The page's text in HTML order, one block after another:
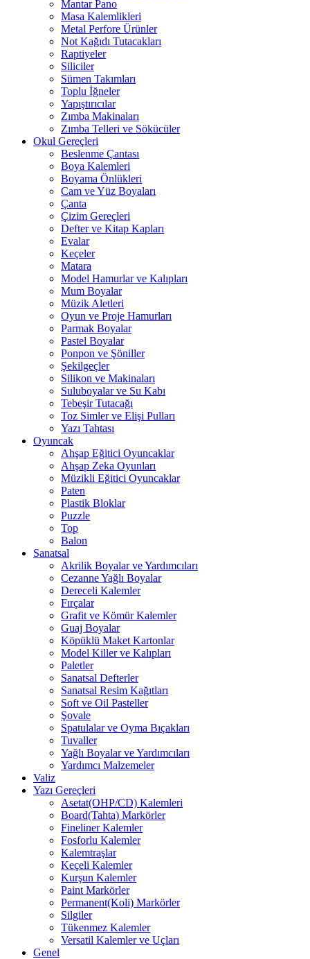
Mantar Pano
Masa Kalemlikleri
Metal Perfore Ürünler
Not Kağıdı Tutacakları
Raptiyeler
Siliciler
Sümen Takımları
Toplu İğneler
Yapıştırıcılar
Zımba Makinaları
Zımba Telleri ve Sökücüler
Okul Gereçleri
Beslenme Çantası
Boya Kalemleri
Boyama Önlükleri
Cam ve Yüz Boyaları
Çanta
Çizim Gereçleri
Defter ve Kitap Kapları
Evalar
Keçeler
Matara
Model Hamurlar ve Kalıpları
Mum Boyalar
Müzik Aletleri
Oyun ve Proje Hamurları
Parmak Boyalar
Pastel Boyalar
Ponpon ve Şöniller
Şekilgeçler
Silikon ve Makinaları
Suluboyalar ve Su Kabı
Tebeşir Tutacağı
Toz Simler ve Elişi Pulları
Yazı Tahtası
Oyuncak
Ahşap Eğitici Oyuncaklar
Ahşap Zeka Oyunları
Müzikli Eğitici Oyuncaklar
Paten
Plastik Bloklar
Puzzle
Top
Balon
Sanatsal
Akrilik Boyalar ve Yardımcıları
Cezanne Yağlı Boyalar
Dereceli Kalemler
Fırçalar
Grafit ve Kömür Kalemler
Guaj Boyalar
Köpüklü Maket Kartonlar
Model Killer ve Kalıpları
Paletler
Sanatsal Defterler
Sanatsal Resim Kağıtları
Soft ve Oil Pasteller
Şovale
Spatulalar ve Oyma Bıçakları
Tuvaller
Yağlı Boyalar ve Yardımcıları
Yardımcı Malzemeler
Valiz
Yazı Gereçleri
Asetat(OHP/CD) Kalemleri
Board(Tahta) Markörler
Fineliner Kalemler
Fosforlu Kalemler
Kalemtraşlar
Keçeli Kalemler
Kurşun Kalemler
Paint Markörler
Permanent(Koli) Markörler
Silgiler
Tükenmez Kalemler
Versatil Kalemler ve Uçları
Genel